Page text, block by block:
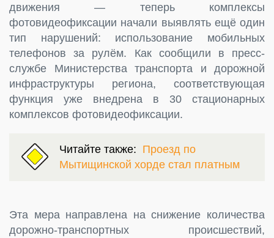
движения — теперь комплексы
фотовидеофиксации начали выявлять ещё один
тип нарушений: использование мобильных
телефонов за рулём. Как сообщили в пресс-
службе Министерства транспорта и дорожной
инфраструктуры региона, соответствующая
функция уже внедрена в 30 стационарных
комплексов фотовидеофиксации.
Читайте также: Проезд по
Мытищинской хорде стал платным
Эта мера направлена на снижение количества
дорожно-транспортных происшествий,